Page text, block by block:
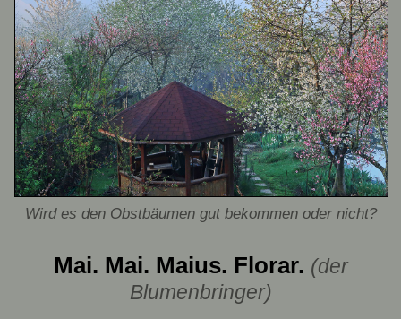
Wird es den Obstbäumen gut bekommen oder nicht?
Mai. Mai. Maius. Florar. (der
Blumenbringer)